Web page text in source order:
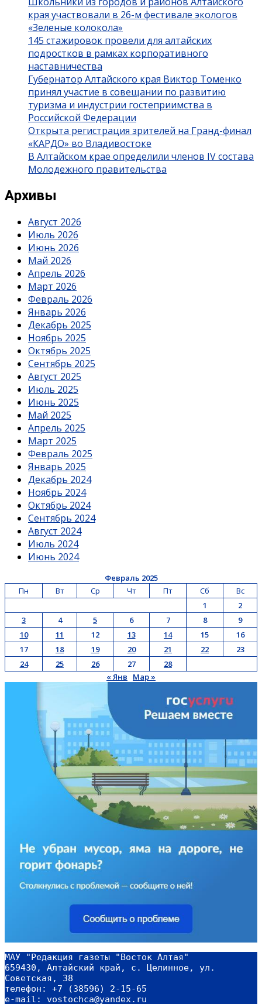
края участвовали в 26-м фестивале экологов
«Зеленые колокола»
145 стажировок провели для алтайских
подростков в рамках корпоративного
наставничества
Губернатор Алтайского края Виктор Томенко
принял участие в совещании по развитию
туризма и индустрии гостеприимства в
Российской Федерации
Открыта регистрация зрителей на Гранд-финал
«КАРДО» во Владивостоке
В Алтайском крае определили членов IV состава
Молодежного правительства
Архивы
Август 2026
Июль 2026
Июнь 2026
Май 2026
Апрель 2026
Март 2026
Февраль 2026
Январь 2026
Декабрь 2025
Ноябрь 2025
Октябрь 2025
Сентябрь 2025
Август 2025
Июль 2025
Июнь 2025
Май 2025
Апрель 2025
Март 2025
Февраль 2025
Январь 2025
Декабрь 2024
Ноябрь 2024
Октябрь 2024
Сентябрь 2024
Август 2024
Июль 2024
Июнь 2024
Февраль 2025
Пн
Вт Ср Чт Пт Сб
Вс
1
2
3
4 5 6 7 8
9
10
11 12 13 14 15
16
17
18 19 20 21 22
23
24
25 26 27
28
« Янв
Мар »
МАУ "Редакция газеты "Восток Алтая"
659430, Алтайский край, с. Целинное, ул.
Советская, 38
телефон: +7 (38596) 2-15-65
e-mail: vostochca@yandex.ru